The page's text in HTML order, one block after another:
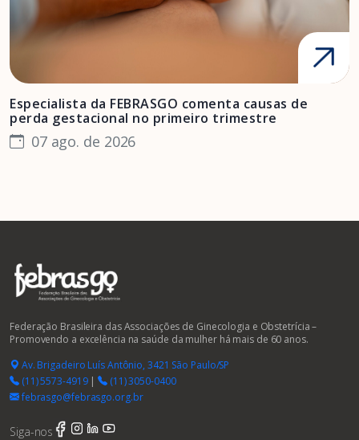
Especialista da FEBRASGO comenta causas de
perda gestacional no primeiro trimestre
07 ago. de 2026
Federação Brasileira das Associações de Ginecologia e Obstetrícia –
Promovendo a excelência na saúde da mulher há mais de 60 anos.
Av. Brigadeiro Luís Antônio, 3421 São Paulo/SP
(11) 5573-4919|
(11) 3050-0400
febrasgo@febrasgo.org.br
Siga-nos